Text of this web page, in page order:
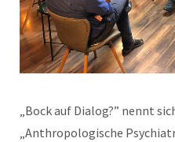
„Bock auf Dialog?” nennt
„Anthropologische